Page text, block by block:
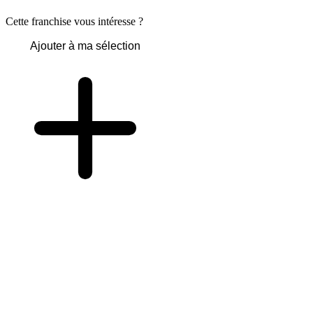
Cette franchise vous intéresse ?
Ajouter à ma sélection